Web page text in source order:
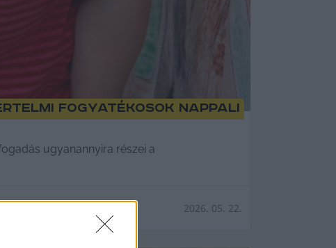
fogyatékosok nappali
ugyanannyira részei a
2026. 05. 22.